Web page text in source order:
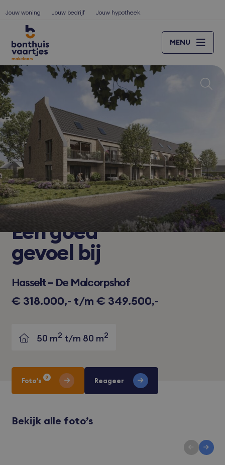
Jouw woning Jouw bedrijf Jouw hypotheek
MENU
Eengoed
gevoel bij
Hasselt – De Malcorpshof
€ 318.000,- t/m € 349.500,-
50 m2 t/m 80 m2
Foto’s 8 Reageer
Bekijk alle foto’s